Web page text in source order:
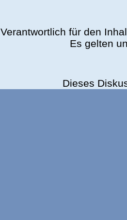
Verantwortlich für den
Es gelten
Dieses